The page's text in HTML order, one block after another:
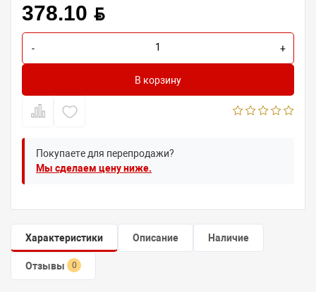
378.10 BYN
- +
В корзину
Покупаете для перепродажи?
Мы сделаем цену ниже.
Характеристики Описание Наличие
Отзывы 0